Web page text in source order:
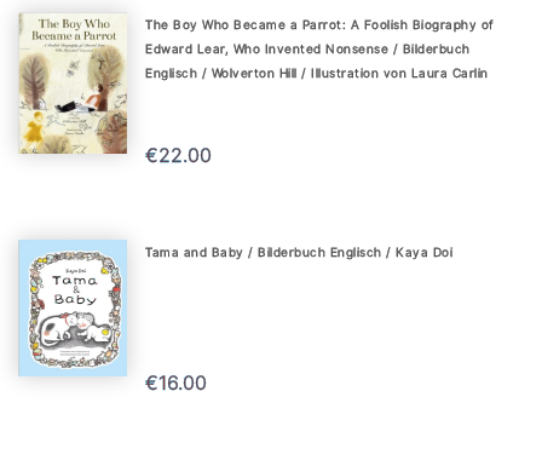
The Boy Who Became a Parrot: A Foolish Biography of
Edward Lear, Who Invented Nonsense / Bilderbuch
Englisch / Wolverton Hill / Illustration von Laura Carlin
€22.00
Tama and Baby / Bilderbuch Englisch / Kaya Doi
€16.00